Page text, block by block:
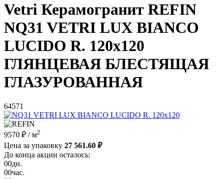
Vetri Керамогранит REFIN
NQ31 VETRI LUX BIANCO
LUCIDO R. 120x120
ГЛЯНЦЕВАЯ БЛЕСТЯЩАЯ
ГЛАЗУРОВАННАЯ
64571
9570 ₽ / м2
Цена за упаковку 27 561.60 ₽
До конца акции осталось:
00дн.
00час.